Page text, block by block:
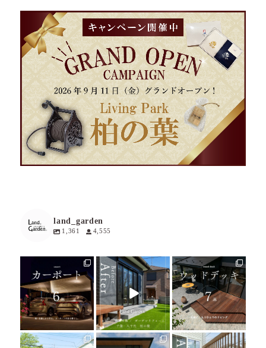
land_garden
1,361 4,555
land_garden
21 0
land_garden
14 0
land_garden
30 0
land_garden land_garden land_garden